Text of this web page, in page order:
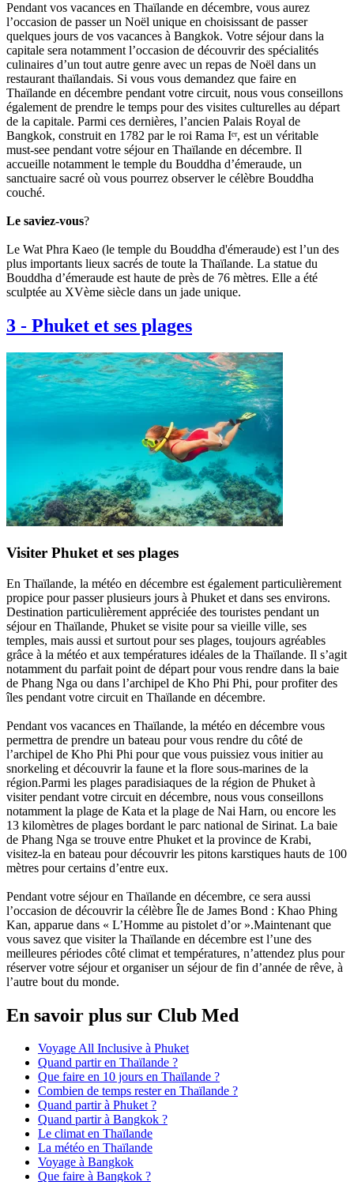
Pendant vos vacances en Thaïlande en décembre, vous aurez
l’occasion de passer un Noël unique en choisissant de passer
quelques jours de vos vacances à Bangkok. Votre séjour dans la
capitale sera notamment l’occasion de découvrir des spécialités
culinaires d’un tout autre genre avec un repas de Noël dans un
restaurant thaïlandais. Si vous vous demandez que faire en
Thaïlande en décembre pendant votre circuit, nous vous conseillons
également de prendre le temps pour des visites culturelles au départ
de la capitale. Parmi ces dernières, l’ancien Palais Royal de
Bangkok, construit en 1782 par le roi Rama Iᵉʳ, est un véritable
must-see pendant votre séjour en Thaïlande en décembre. Il
accueille notamment le temple du Bouddha d’émeraude, un
sanctuaire sacré où vous pourrez observer le célèbre Bouddha
couché.
Le saviez-vous?
Le Wat Phra Kaeo (le temple du Bouddha d'émeraude) est l’un des
plus importants lieux sacrés de toute la Thaïlande. La statue du
Bouddha d’émeraude est haute de près de 76 mètres. Elle a été
sculptée au XVème siècle dans un jade unique.
3 - Phuket et ses plages
Visiter Phuket et ses plages
En Thaïlande, la météo en décembre est également particulièrement
propice pour passer plusieurs jours à Phuket et dans ses environs.
Destination particulièrement appréciée des touristes pendant un
séjour en Thaïlande, Phuket se visite pour sa vieille ville, ses
temples, mais aussi et surtout pour ses plages, toujours agréables
grâce à la météo et aux températures idéales de la Thaïlande. Il s’agit
notamment du parfait point de départ pour vous rendre dans la baie
de Phang Nga ou dans l’archipel de Kho Phi Phi, pour profiter des
îles pendant votre circuit en Thaïlande en décembre.
Pendant vos vacances en Thaïlande, la météo en décembre vous
permettra de prendre un bateau pour vous rendre du côté de
l’archipel de Kho Phi Phi pour que vous puissiez vous initier au
snorkeling et découvrir la faune et la flore sous-marines de la
région.Parmi les plages paradisiaques de la région de Phuket à
visiter pendant votre circuit en décembre, nous vous conseillons
notamment la plage de Kata et la plage de Nai Harn, ou encore les
13 kilomètres de plages bordant le parc national de Sirinat. La baie
de Phang Nga se trouve entre Phuket et la province de Krabi,
visitez-la en bateau pour découvrir les pitons karstiques hauts de 100
mètres pour certains d’entre eux.
Pendant votre séjour en Thaïlande en décembre, ce sera aussi
l’occasion de découvrir la célèbre Île de James Bond : Khao Phing
Kan, apparue dans « L’Homme au pistolet d’or ».Maintenant que
vous savez que visiter la Thaïlande en décembre est l’une des
meilleures périodes côté climat et températures, n’attendez plus pour
réserver votre séjour et organiser un séjour de fin d’année de rêve, à
l’autre bout du monde.
En savoir plus sur Club Med
Voyage All Inclusive à Phuket
Quand partir en Thaïlande ?
Que faire en 10 jours en Thaïlande ?
Combien de temps rester en Thaïlande ?
Quand partir à Phuket ?
Quand partir à Bangkok ?
Le climat en Thaïlande
La météo en Thaïlande
Voyage à Bangkok
Que faire à Bangkok ?